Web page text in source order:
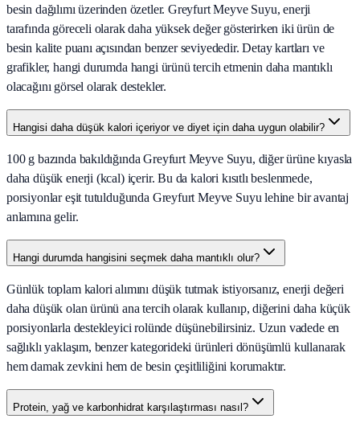
besin dağılımı üzerinden özetler. Greyfurt Meyve Suyu, enerji
tarafında göreceli olarak daha yüksek değer gösterirken iki ürün de
besin kalite puanı açısından benzer seviyededir. Detay kartları ve
grafikler, hangi durumda hangi ürünü tercih etmenin daha mantıklı
olacağını görsel olarak destekler.
Hangisi daha düşük kalori içeriyor ve diyet için daha uygun olabilir?
100 g bazında bakıldığında Greyfurt Meyve Suyu, diğer ürüne kıyasla
daha düşük enerji (kcal) içerir. Bu da kalori kısıtlı beslenmede,
porsiyonlar eşit tutulduğunda Greyfurt Meyve Suyu lehine bir avantaj
anlamına gelir.
Hangi durumda hangisini seçmek daha mantıklı olur?
Günlük toplam kalori alımını düşük tutmak istiyorsanız, enerji değeri
daha düşük olan ürünü ana tercih olarak kullanıp, diğerini daha küçük
porsiyonlarla destekleyici rolünde düşünebilirsiniz. Uzun vadede en
sağlıklı yaklaşım, benzer kategorideki ürünleri dönüşümlü kullanarak
hem damak zevkini hem de besin çeşitliliğini korumaktır.
Protein, yağ ve karbonhidrat karşılaştırması nasıl?